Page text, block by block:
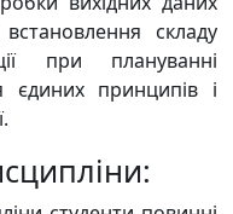
складу
при плануванні
єдиних принципів і
.